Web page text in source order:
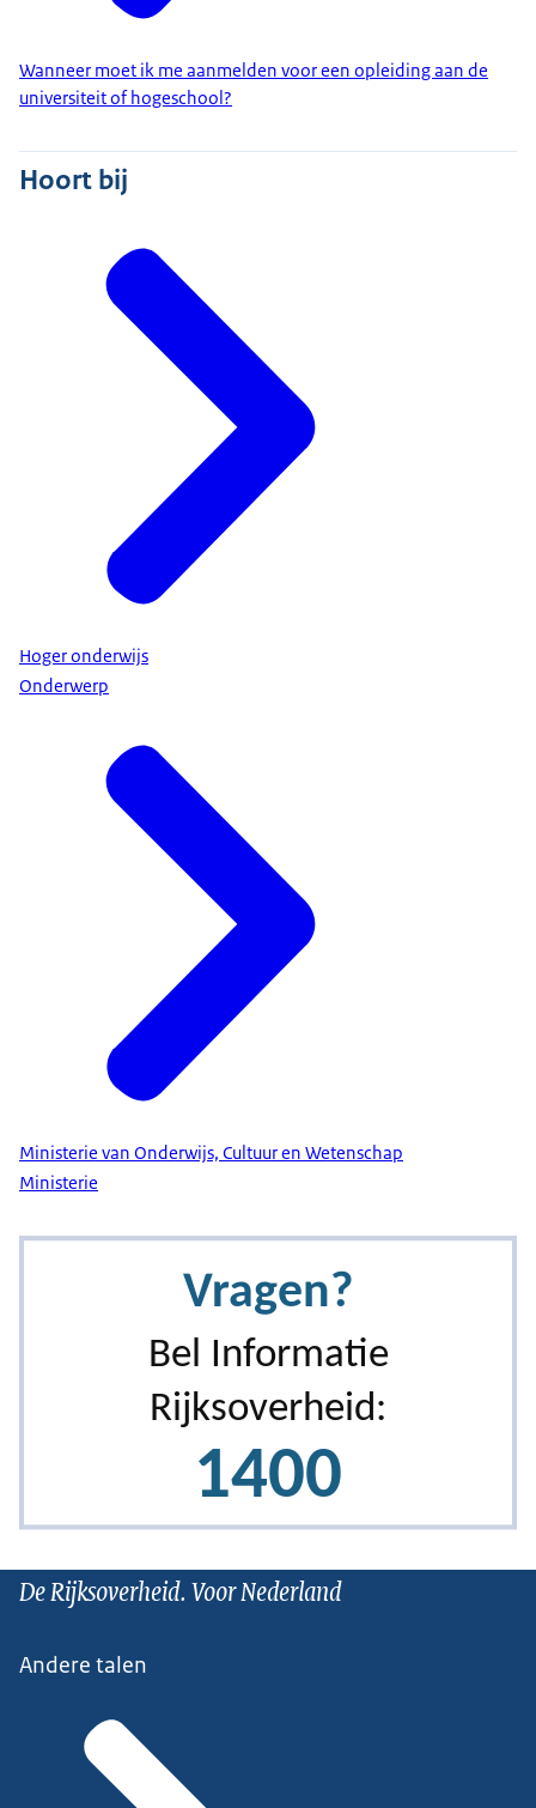
Wanneer moet ik me aanmelden voor een opleiding aan de
universiteit of hogeschool?
Hoort bij
Hoger onderwijs
Onderwerp
Ministerie van Onderwijs, Cultuur en Wetenschap
Ministerie
De Rijksoverheid. Voor Nederland
Andere talen